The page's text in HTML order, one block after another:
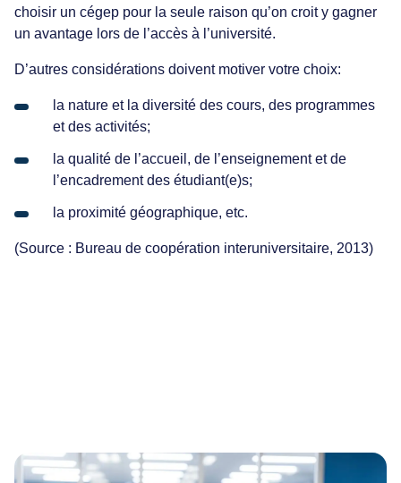
choisir un cégep pour la seule raison qu’on croit y gagner
un avantage lors de l’accès à l’université.
D’autres considérations doivent motiver votre choix:
la nature et la diversité des cours, des programmes
et des activités;
la qualité de l’accueil, de l’enseignement et de
l’encadrement des étudiant(e)s;
la proximité géographique, etc.
(Source : Bureau de coopération interuniversitaire, 2013)